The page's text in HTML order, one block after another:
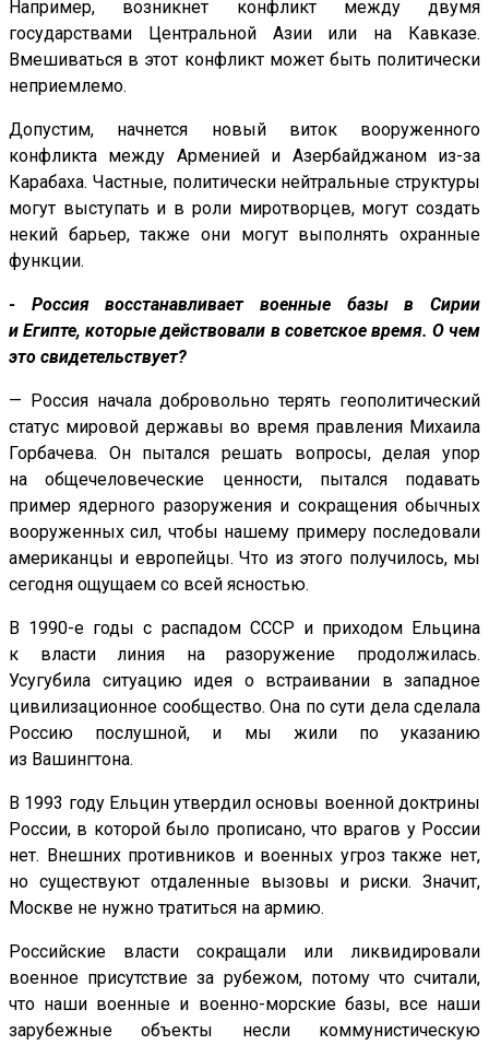
Например, возникнет конфликт между двумя
государствами Центральной Азии или на Кавказе.
Вмешиваться в этот конфликт может быть политически
неприемлемо.
Допустим, начнется новый виток вооруженного
конфликта между Арменией и Азербайджаном из-за
Карабаха. Частные, политически нейтральные структуры
могут выступать и в роли миротворцев, могут создать
некий барьер, также они могут выполнять охранные
функции.
- Россия восстанавливает военные базы в Сирии
и Египте, которые действовали в советское время. О чем
это свидетельствует?
— Россия начала добровольно терять геополитический
статус мировой державы во время правления Михаила
Горбачева. Он пытался решать вопросы, делая упор
на общечеловеческие ценности, пытался подавать
пример ядерного разоружения и сокращения обычных
вооруженных сил, чтобы нашему примеру последовали
американцы и европейцы. Что из этого получилось, мы
сегодня ощущаем со всей ясностью.
В 1990-е годы с распадом СССР и приходом Ельцина
к власти линия на разоружение продолжилась.
Усугубила ситуацию идея о встраивании в западное
цивилизационное сообщество. Она по сути дела сделала
Россию послушной, и мы жили по указанию
из Вашингтона.
В 1993 году Ельцин утвердил основы военной доктрины
России, в которой было прописано, что врагов у России
нет. Внешних противников и военных угроз также нет,
но существуют отдаленные вызовы и риски. Значит,
Москве не нужно тратиться на армию.
Российские власти сокращали или ликвидировали
военное присутствие за рубежом, потому что считали,
что наши военные и военно-морские базы, все наши
зарубежные объекты несли коммунистическую